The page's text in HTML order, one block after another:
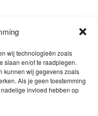
wij technologieën zoals
slaan en/of te raadplegen.
kunnen wij gegevens zoals
Als je geen toestemming
invloed hebben op